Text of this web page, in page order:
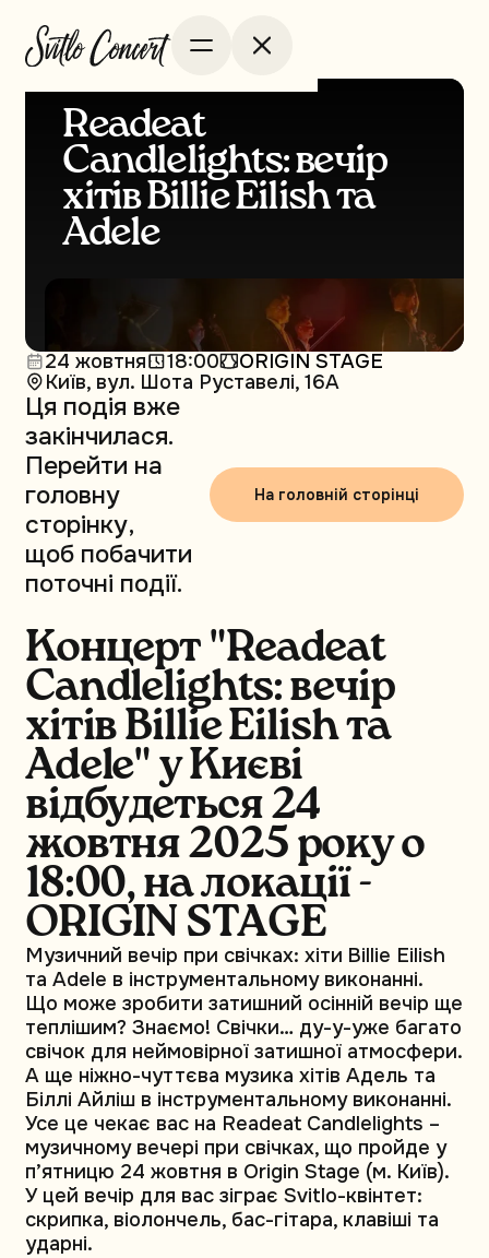
Readeat
Candlelights: вечір
хітів Billie Eilish та
Adele
24 жовтня 18:00 ORIGIN STAGE
Київ, вул. Шота Руставелі, 16А
Ця подія вже
закінчилася.
Перейти на
головну
сторінку,
щоб побачити
поточні події.
На головній сторінці
Концерт "Readeat
Candlelights: вечір
хітів Billie Eilish та
Adele" у Києві
відбудеться 24
жовтня 2025 року о
18:00, на локації -
ORIGIN STAGE
Музичний вечір при свічках: хіти Billie Eilish
та Adele в інструментальному виконанні.
Що може зробити затишний осінній вечір ще
теплішим? Знаємо! Свічки… ду-у-уже багато
свічок для неймовірної затишної атмосфери.
А ще ніжно-чуттєва музика хітів Адель та
Біллі Айліш в інструментальному виконанні.
Усе це чекає вас на Readeat Candlelights –
музичному вечері при свічках, що пройде у
п’ятницю 24 жовтня в Origin Stage (м. Київ).
У цей вечір для вас зіграє Svitlo-квінтет:
скрипка, віолончель, бас-гітара, клавіші та
ударні.